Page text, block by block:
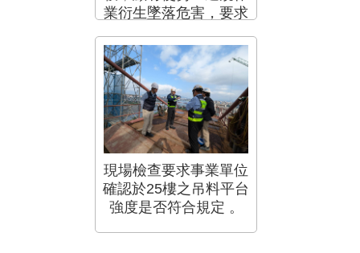
業衍生墜落危害，要求
現場檢查要求事業單位
確認於25樓之吊料平台
強度是否符合規定 。